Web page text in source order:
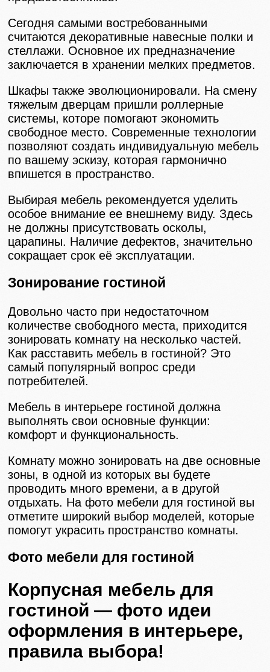
Сегодня самыми востребованными
считаются декоративные навесные полки и
стеллажи. Основное их предназначение
заключается в хранении мелких предметов.
Шкафы также эволюционировали. На смену
тяжелым дверцам пришли роллерные
системы, которе помогают экономить
свободное место. Современные технологии
позволяют создать индивидуальную мебель
по вашему эскизу, которая гармонично
впишется в пространство.
Выбирая мебель рекомендуется уделить
особое внимание ее внешнему виду. Здесь
не должны присутствовать осколы,
царапины. Наличие дефектов, значительно
сокращает срок её эксплуатации.
Зонирование гостиной
Довольно часто при недостаточном
количестве свободного места, приходится
зонировать комнату на несколько частей.
Как расставить мебель в гостиной? Это
самый популярный вопрос среди
потребителей.
Мебель в интерьере гостиной должна
выполнять свои основные функции:
комфорт и функциональность.
Комнату можно зонировать на две основные
зоны, в одной из которых вы будете
проводить много времени, а в другой
отдыхать. На фото мебели для гостиной вы
отметите широкий выбор моделей, которые
помогут украсить пространство комнаты.
Фото мебели для гостиной
Корпусная мебель для
гостиной — фото идеи
оформления в интерьере,
правила выбора!